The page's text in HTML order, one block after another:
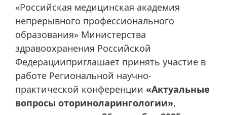
«Российская медицинская академия
непрерывного профессионального
образования» Министерства
здравоохранения Российской
Федерацииприглашает принять участие в
работе Региональной научно-
практической конференции «Актуальные
вопросы оториноларингологии»,